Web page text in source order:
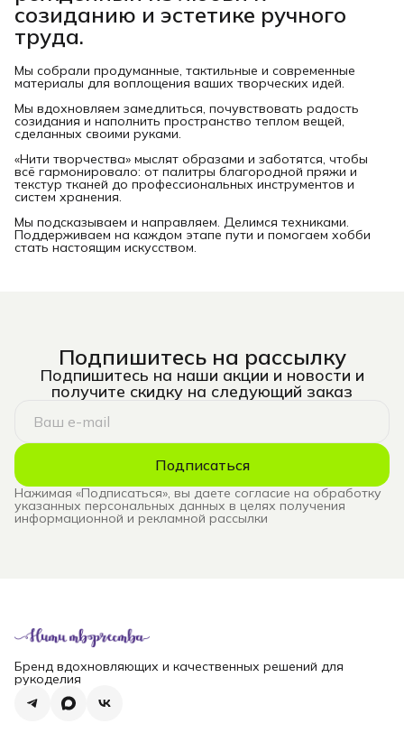
созиданию и эстетике ручного
труда.
Мы собрали продуманные, тактильные и современные
материалы для воплощения ваших творческих идей.
Мы вдохновляем замедлиться, почувствовать радость
созидания и наполнить пространство теплом вещей,
сделанных своими руками.
«Нити творчества» мыслят образами и заботятся, чтобы
всё гармонировало: от палитры благородной пряжи и
текстур тканей до профессиональных инструментов и
систем хранения.
Мы подсказываем и направляем. Делимся техниками.
Поддерживаем на каждом этапе пути и помогаем хобби
стать настоящим искусством.
Подпишитесь на рассылку
Подпишитесь на наши акции и новости и
получите скидку на следующий заказ
Подписаться
Нажимая «Подписаться», вы даете согласие на обработку
указанных персональных данных в целях получения
информационной и рекламной рассылки
Бренд вдохновляющих и качественных решений для
рукоделия